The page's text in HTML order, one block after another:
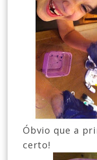
Óbvio que a
certo!